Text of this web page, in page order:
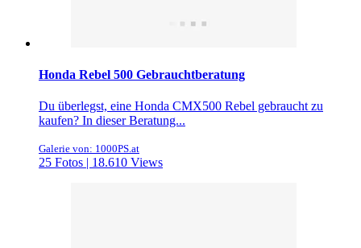
Honda Rebel 500 Gebrauchtberatung
Du überlegst, eine Honda CMX500 Rebel gebraucht zu
kaufen? In dieser Beratung...
Galerie von: 1000PS.at
25 Fotos | 18.610 Views